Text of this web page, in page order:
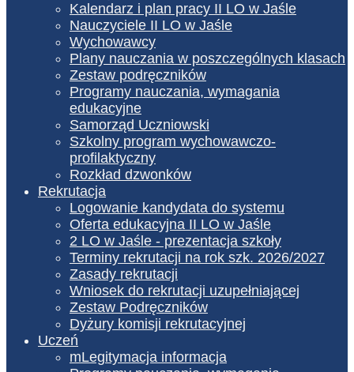
Kalendarz i plan pracy II LO w Jaśle
Nauczyciele II LO w Jaśle
Wychowawcy
Plany nauczania w poszczególnych klasach
Zestaw podręczników
Programy nauczania, wymagania
edukacyjne
Samorząd Uczniowski
Szkolny program wychowawczo-
profilaktyczny
Rozkład dzwonków
Rekrutacja
Logowanie kandydata do systemu
Oferta edukacyjna II LO w Jaśle
2 LO w Jaśle - prezentacja szkoły
Terminy rekrutacji na rok szk. 2026/2027
Zasady rekrutacji
Wniosek do rekrutacji uzupełniającej
Zestaw Podręczników
Dyżury komisji rekrutacyjnej
Uczeń
mLegitymacja informacja